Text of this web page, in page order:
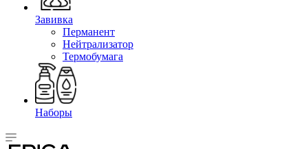
Завивка
Перманент
Нейтрализатор
Термобумага
Наборы